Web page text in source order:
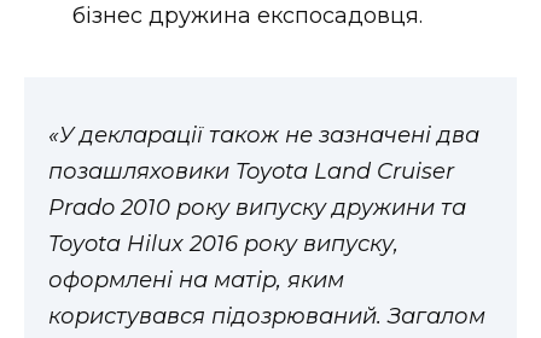
бізнес дружина експосадовця.
«У декларації також не зазначені два
позашляховики Toyota Land Cruiser
Prado 2010 року випуску дружини та
Toyota Hilux 2016 року випуску,
оформлені на матір, яким
користувався підозрюваний. Загалом